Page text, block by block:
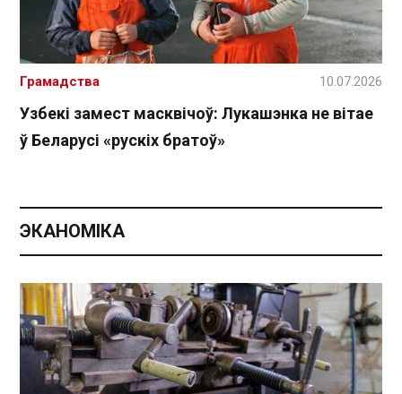
Узбекі замест масквічоў: Лукашэнка не вітае
ў Беларусі «рускіх братоў»
Грамадства 10.07.2026
ЭКАНОМІКА